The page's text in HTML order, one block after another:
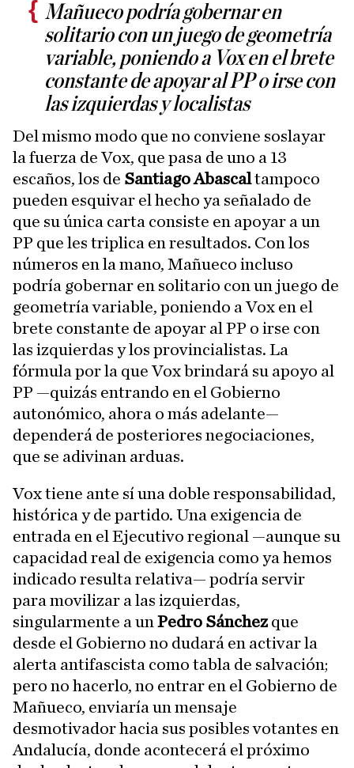
Mañueco podría gobernar en
solitario con un juego de geometría
variable, poniendo a Vox en el brete
constante de apoyar al PP o irse con
las izquierdas y localistas
Del mismo modo que no conviene soslayar
la fuerza de Vox, que pasa de uno a 13
escaños, los de Santiago Abascaltampoco
pueden esquivar el hecho ya señalado de
que su única carta consiste en apoyar a un
PP que les triplica en resultados. Con los
números en la mano, Mañueco incluso
podría gobernar en solitario con un juego de
geometría variable, poniendo a Vox en el
brete constante de apoyar al PP o irse con
las izquierdas y los provincialistas. La
fórmula por la que Vox brindará su apoyo al
PP —quizás entrando en el Gobierno
autonómico, ahora o más adelante—
dependerá de posteriores negociaciones,
que se adivinan arduas.
Vox tiene ante sí una doble responsabilidad,
histórica y de partido. Una exigencia de
entrada en el Ejecutivo regional —aunque su
capacidad real de exigencia como ya hemos
indicado resulta relativa— podría servir
para movilizar a las izquierdas,
singularmente a un Pedro Sánchezque
desde el Gobierno no dudará en activar la
alerta antifascista como tabla de salvación;
pero no hacerlo, no entrar en el Gobierno de
Mañueco, enviaría un mensaje
desmotivador hacia sus posibles votantes en
Andalucía, donde acontecerá el próximo